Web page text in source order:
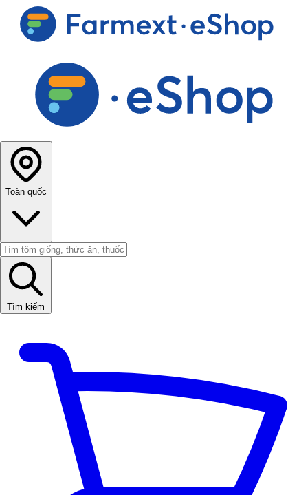
Toàn quốc
Tìm kiếm